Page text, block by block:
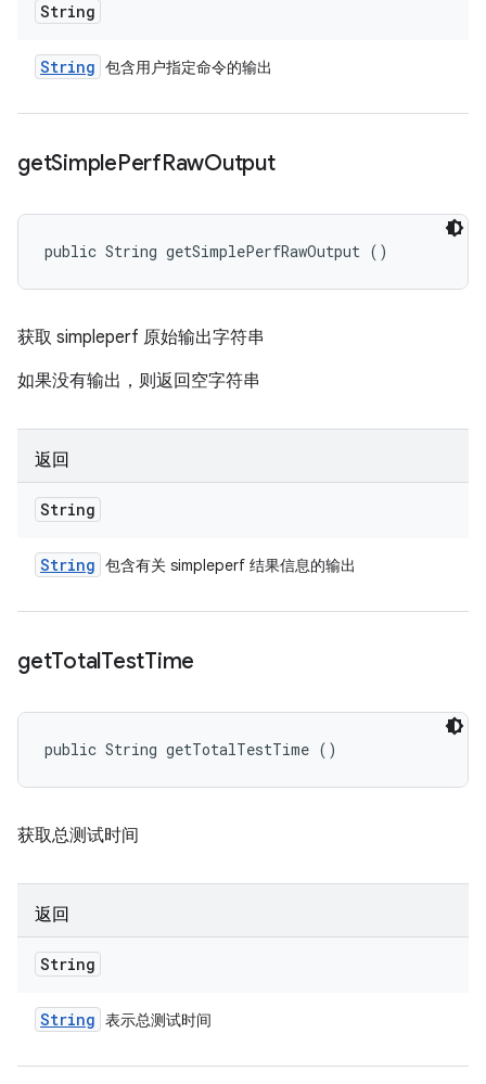
String
String 包含用户指定命令的输出
getSimplePerfRawOutput
public String getSimplePerfRawOutput ()
获取 simpleperf 原始输出字符串
如果没有输出，则返回空字符串
返回
String
String 包含有关 simpleperf 结果信息的输出
getTotalTestTime
public String getTotalTestTime ()
获取总测试时间
返回
String
String 表示总测试时间